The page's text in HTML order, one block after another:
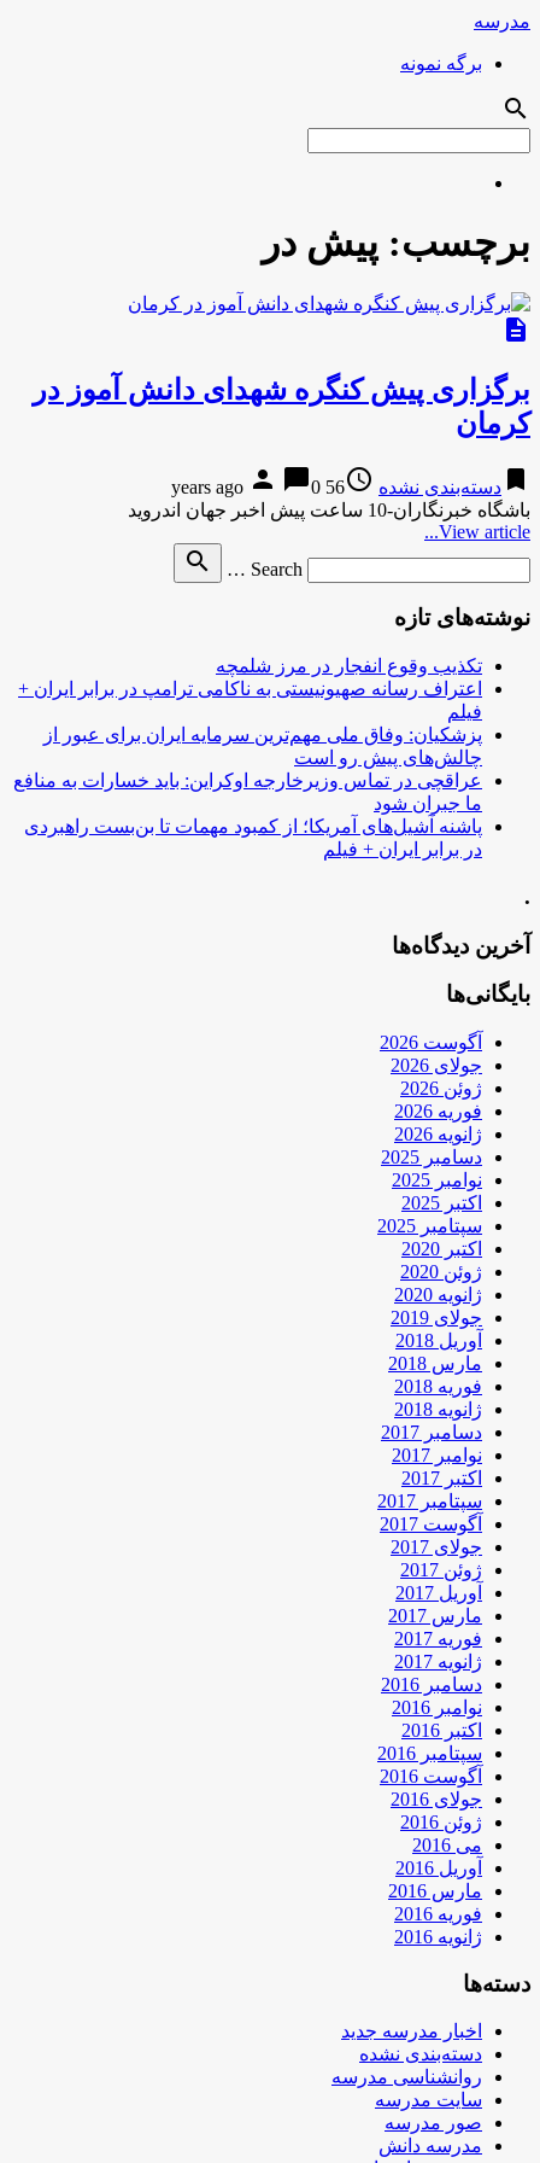
مدرسه
برگه نمونه
search
برچسب: پیش در
description
برگزاری پیش کنگره شهدای دانش آموز در
کرمان
bookmark دسته‌بندی نشده access_time
56 years ago
person chat_bubble0
باشگاه خبرنگاران-10 ساعت پیش اخبر جهان اندروید
View article...
Search …
search
نوشته‌های تازه
تکذیب وقوع انفجار در مرز شلمچه
اعتراف رسانه صهیونیستی به ناکامی ترامپ در برابر ایران +
فیلم
پزشکیان: وفاق ملی مهم‌ترین سرمایه ایران برای عبور از
چالش‌های پیش رو است
عراقچی در تماس وزیرخارجه اوکراین: باید خسارات به منافع
ما جبران شود
پاشنه آشیل‌های آمریکا؛ از کمبود مهمات تا بن‌بست راهبردی
در برابر ایران + فیلم
.
آخرین دیدگاه‌ها
بایگانی‌ها
آگوست 2026
جولای 2026
ژوئن 2026
فوریه 2026
ژانویه 2026
دسامبر 2025
نوامبر 2025
اکتبر 2025
سپتامبر 2025
اکتبر 2020
ژوئن 2020
ژانویه 2020
جولای 2019
آوریل 2018
مارس 2018
فوریه 2018
ژانویه 2018
دسامبر 2017
نوامبر 2017
اکتبر 2017
سپتامبر 2017
آگوست 2017
جولای 2017
ژوئن 2017
آوریل 2017
مارس 2017
فوریه 2017
ژانویه 2017
دسامبر 2016
نوامبر 2016
اکتبر 2016
سپتامبر 2016
آگوست 2016
جولای 2016
ژوئن 2016
می 2016
آوریل 2016
مارس 2016
فوریه 2016
ژانویه 2016
دسته‌ها
اخبار مدرسه جدید
دسته‌بندی نشده
روانشناسی مدرسه
سایت مدرسه
صور مدرسه
مدرسه دانش